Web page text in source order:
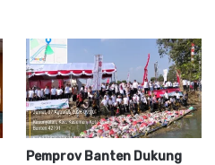
Pemprov Banten Dukung